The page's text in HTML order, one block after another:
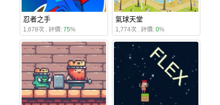
忍者之手
1,678次 . 評價: 75%
氣球天堂
1,774次 . 評價: 0%